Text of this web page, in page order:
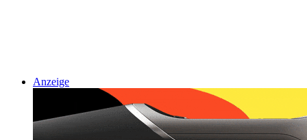
Anzeige